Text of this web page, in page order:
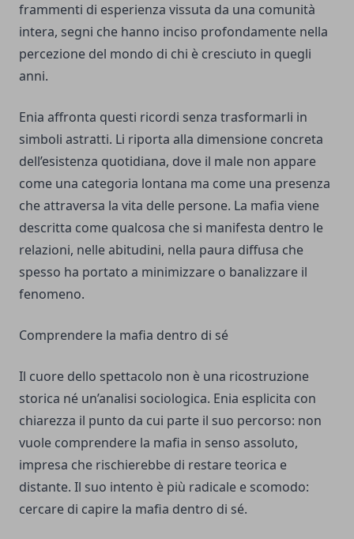
frammenti di esperienza vissuta da una comunità
intera, segni che hanno inciso profondamente nella
percezione del mondo di chi è cresciuto in quegli
anni.
Enia affronta questi ricordi senza trasformarli in
simboli astratti. Li riporta alla dimensione concreta
dell’esistenza quotidiana, dove il male non appare
come una categoria lontana ma come una presenza
che attraversa la vita delle persone. La mafia viene
descritta come qualcosa che si manifesta dentro le
relazioni, nelle abitudini, nella paura diffusa che
spesso ha portato a minimizzare o banalizzare il
fenomeno.
Comprendere la mafia dentro di sé
Il cuore dello spettacolo non è una ricostruzione
storica né un’analisi sociologica. Enia esplicita con
chiarezza il punto da cui parte il suo percorso: non
vuole comprendere la mafia in senso assoluto,
impresa che rischierebbe di restare teorica e
distante. Il suo intento è più radicale e scomodo:
cercare di capire la mafia dentro di sé.